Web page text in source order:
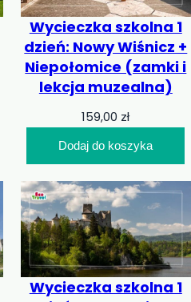
Wycieczka szkolna 1
dzień: Nowy Wiśnicz +
Niepołomice (zamki i
lekcja muzealna)
159,00 zł
Dodaj do koszyka
Wycieczka szkolna 1